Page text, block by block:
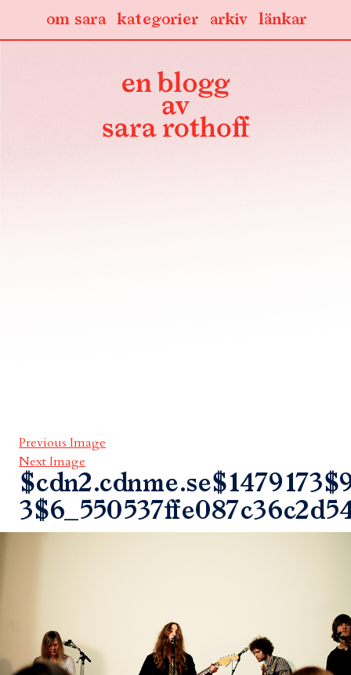
länkar
arkiv
kategorier
om sara
Previous Image
Next Image